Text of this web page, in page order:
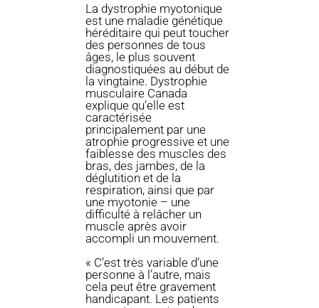
La dystrophie myotonique
est une maladie génétique
héréditaire qui peut toucher
des personnes de tous
âges, le plus souvent
diagnostiquées au début de
la vingtaine. Dystrophie
musculaire Canada
explique qu’elle est
caractérisée
principalement par une
atrophie progressive et une
faiblesse des muscles des
bras, des jambes, de la
déglutition et de la
respiration, ainsi que par
une myotonie – une
difficulté à relâcher un
muscle après avoir
accompli un mouvement.
« C’est très variable d’une
personne à l’autre, mais
cela peut être gravement
handicapant. Les patients